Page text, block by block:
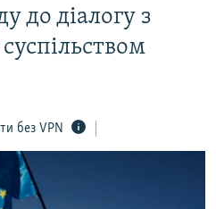
до діалогу з
без VPN